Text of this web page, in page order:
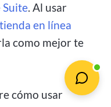
Suite. Al usar
en línea
como mejor te
cómo usar